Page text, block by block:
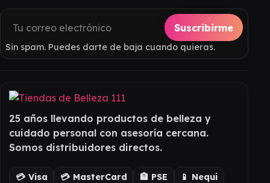
Suscribirme
Sin spam. Puedes darte de baja cuando quieras.
25 años llevando productos de belleza y
cuidado personal con asesoría cercana.
Somos distribuidores directos.
💳 Visa 💳 MasterCard 🏦 PSE
📱 Nequi